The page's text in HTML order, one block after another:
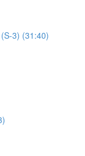
3) (31:40)